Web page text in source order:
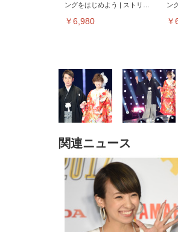
ングをはじめよう | ストリー
￥6,980
ン
￥
[EdoErgo] オフィスチェア 椅
子 テレワーク 疲れない 跳ね
上げ式アームレスト コンパク
ト 約105度ロッキング pc 事務
椅子 360度回転 座面昇降 強化
ナイロン樹脂ベース 通気性メ
ッシュ 在宅ワーク H-
WY01(黒網+黒枠+黒足)
￥5,699
／
ア
EIZO ビジネス向けプレミア
ムモニター | FlexScan
EV3240X-WT | 31.5型4K
UHD・USB Type-C・ホワイ
￥105,595
EIZO
ム
Amazonベーシック ペットシ
ーツ 薄型 レギュラー 1回使い
捨て 無香料 ホワイト 300枚
￥3,373
ー
枚
関連ニュース